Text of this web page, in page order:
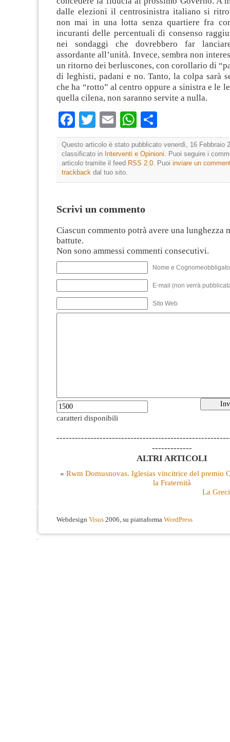
dalle elezioni il centrosinistra italiano si
non mai in una lotta senza quartiere fra
incuranti delle percentuali di consenso
nei sondaggi che dovrebbero far
assordante all’unità. Invece, sembra non
un ritorno dei berluscones, con corollario di
di leghisti, padani e no. Tanto, la colpa sarà
che ha “rotto” al centro oppure a sinistra e le
quella cilena, non saranno servite a nulla.
Facebook
TwitterEmailWhatsApp
Questo articolo è stato pubblicato venerdì, 16 Febbraio
classificato in Interventi e Opinioni . Puoi seguire i
articolo tramite il feed RSS 2.0 . Puoi inviare un
trackback dal tuo sito.
Scrivi un commento
Ciascun commento potrà avere una lunghezza
battute.
Non sono ammessi commenti consecutivi.
Nome e
E-mail (non verrà
Sito Web
caratteri disponibili
-------------
ALTRI ARTICOLI
« Rwm Domusnovas. Iglesias vincitrice del premio
la Fraternità
La
Webdesign Visus 2006, su piattaforma WordPress